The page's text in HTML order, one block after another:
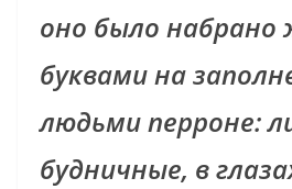
оно было
буквами на
людьми перроне:
будничные, в